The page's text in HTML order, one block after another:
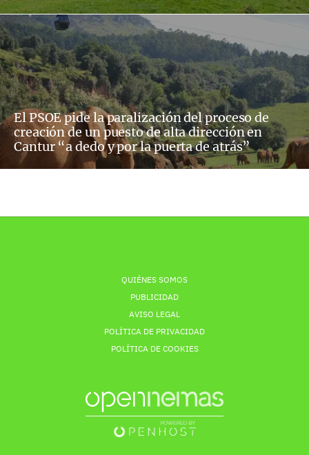
El PSOE pide la paralización del proceso de
creación de un puesto de alta dirección en
Cantur “a dedo y por la puerta de atrás”
QUIÉNES SOMOS
PUBLICIDAD
AVISO LEGAL
POLÍTICA DE PRIVACIDAD
POLÍTICA DE COOKIES